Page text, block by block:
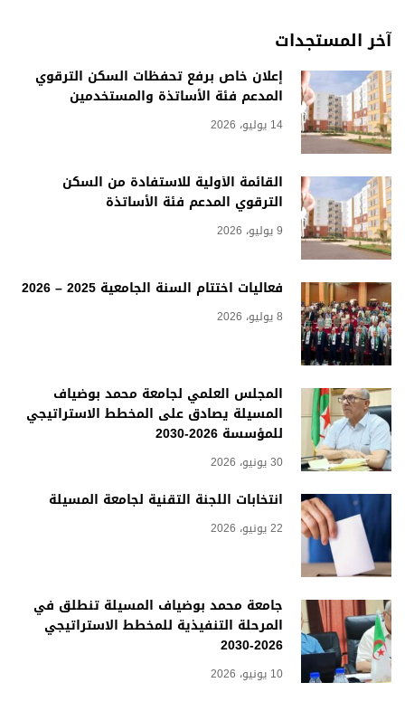
آخر المستجدات
إعلان خاص برفع تحفظات السكن الترقوي
المدعم فئة الأساتذة والمستخدمين
14 يوليو، 2026
القائمة الأولية للاستفادة من السكن
الترقوي المدعم فئة الأساتذة
9 يوليو، 2026
فعاليات اختتام السنة الجامعية 2025 – 2026
8 يوليو، 2026
المجلس العلمي لجامعة محمد بوضياف
المسيلة يصادق على المخطط الاستراتيجي
للمؤسسة 2026-2030
30 يونيو، 2026
انتخابات اللجنة التقنية لجامعة المسيلة
22 يونيو، 2026
جامعة محمد بوضياف المسيلة تنطلق في
المرحلة التنفيذية للمخطط الاستراتيجي
2026-2030
10 يونيو، 2026